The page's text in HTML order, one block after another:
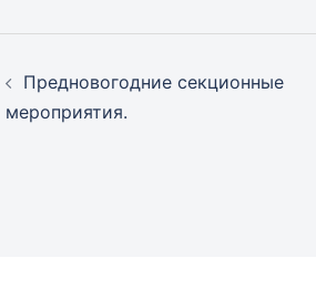
Предновогодние секционные
мероприятия.